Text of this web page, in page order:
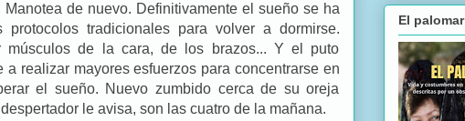
de nuevo. Definitivamente el sueño se ha
tradicionales para volver a dormirse.
músculos de la cara, de los brazos... Y el puto
realizar mayores esfuerzos para concentrarse en
el sueño. Nuevo zumbido cerca de su oreja
le avisa, son las cuatro de la mañana.
El palomar